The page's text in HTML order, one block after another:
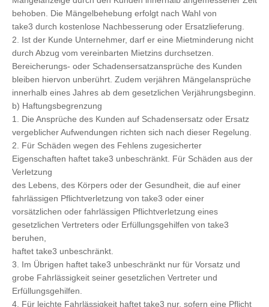
behoben. Die Mängelbehebung erfolgt nach Wahl von
take3 durch kostenlose Nachbesserung oder Ersatzlieferung.
2. Ist der Kunde Unternehmer, darf er eine Mietminderung nicht
durch Abzug vom vereinbarten Mietzins durchsetzen.
Bereicherungs- oder Schadensersatzansprüche des Kunden
bleiben hiervon unberührt. Zudem verjähren Mängelansprüche
innerhalb eines Jahres ab dem gesetzlichen Verjährungsbeginn.
b) Haftungsbegrenzung
1. Die Ansprüche des Kunden auf Schadensersatz oder Ersatz
vergeblicher Aufwendungen richten sich nach dieser Regelung.
2. Für Schäden wegen des Fehlens zugesicherter
Eigenschaften haftet take3 unbeschränkt. Für Schäden aus der
Verletzung
des Lebens, des Körpers oder der Gesundheit, die auf einer
fahrlässigen Pflichtverletzung von take3 oder einer
vorsätzlichen oder fahrlässigen Pflichtverletzung eines
gesetzlichen Vertreters oder Erfüllungsgehilfen von take3
beruhen,
haftet take3 unbeschränkt.
3. Im Übrigen haftet take3 unbeschränkt nur für Vorsatz und
grobe Fahrlässigkeit seiner gesetzlichen Vertreter und
Erfüllungsgehilfen.
4. Für leichte Fahrlässigkeit haftet take3 nur, sofern eine Pflicht